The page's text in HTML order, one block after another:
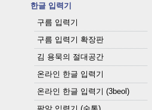
한글 입력기
구름 입력기
구름 입력기 확장판
김 용묵의 절대공간
온라인 한글 입력기
온라인 한글 입력기 (3beol)